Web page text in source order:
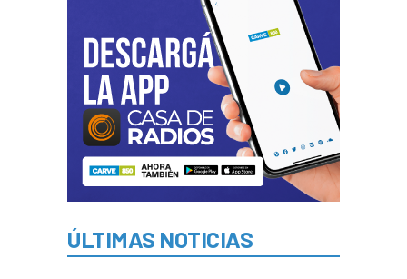
ÚLTIMAS NOTICIAS